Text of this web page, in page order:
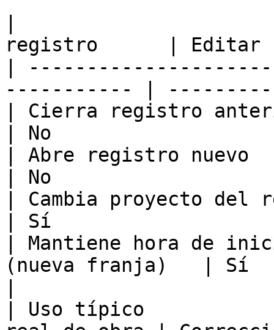
registro      |
|
----------- |
| Cierra registro
| No
| Abre registro
| No
| Cambia proyecto
| Sí
| Mantiene hora de
(nueva franja)   | Sí
| Uso típico